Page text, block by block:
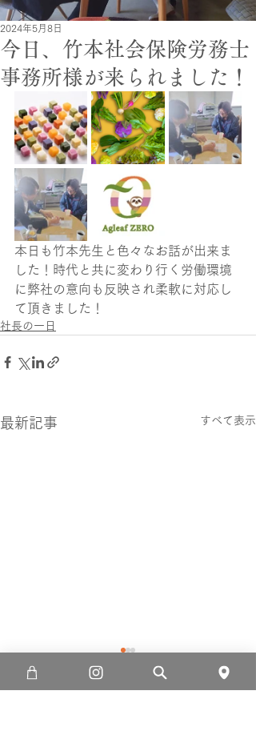
今日、竹本社会保険労務士
事務所様が来られました！
2024年5月8日
本日も竹本先生と色々なお話が出来ま
した！時代と共に変わり行く労働環境
に弊社の意向も反映され柔軟に対応し
て頂きました！
社長の一日
最新記事 すべて表示